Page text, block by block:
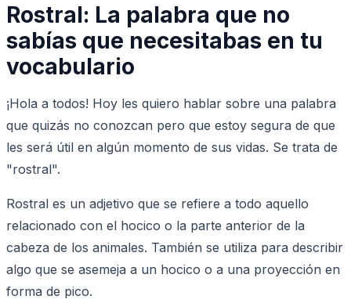
Rostral: La palabra que no
sabías que necesitabas en tu
vocabulario
¡Hola a todos! Hoy les quiero hablar sobre una palabra
que quizás no conozcan pero que estoy segura de que
les será útil en algún momento de sus vidas. Se trata de
"rostral".
Rostral es un adjetivo que se refiere a todo aquello
relacionado con el hocico o la parte anterior de la
cabeza de los animales. También se utiliza para describir
algo que se asemeja a un hocico o a una proyección en
forma de pico.